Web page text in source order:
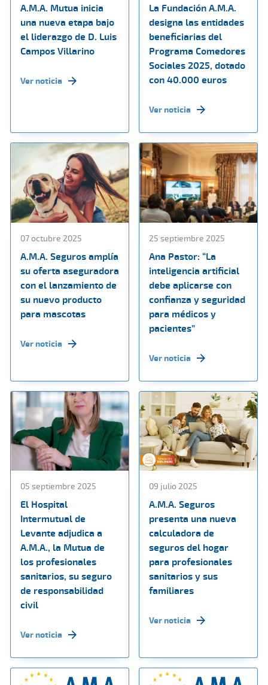
A.M.A. Mutua inicia
una nueva etapa bajo
el liderazgo de D. Luis
Campos Villarino
Ver noticia
La Fundación A.M.A.
designa las entidades
beneficiarias del
Programa Comedores
Sociales 2025, dotado
con 40.000 euros
Ver noticia
07 octubre 2025
A.M.A. Seguros amplía
su oferta aseguradora
con el lanzamiento de
su nuevo producto
para mascotas
Ver noticia
25 septiembre 2025
Ana Pastor: “La
inteligencia artificial
debe aplicarse con
confianza y seguridad
para médicos y
pacientes”
Ver noticia
05 septiembre 2025
El Hospital
Intermutual de
Levante adjudica a
A.M.A., la Mutua de
los profesionales
sanitarios, su seguro
de responsabilidad
civil
Ver noticia
09 julio 2025
A.M.A. Seguros
presenta una nueva
calculadora de
seguros del hogar
para profesionales
sanitarios y sus
familiares
Ver noticia